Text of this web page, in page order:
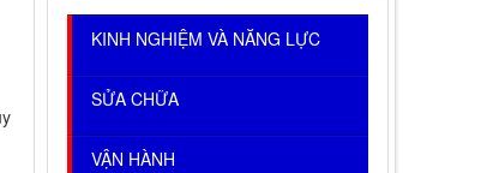
KINH NGHIỆM VÀ NĂNG LỰC
SỬA CHỮA
VẬN HÀNH